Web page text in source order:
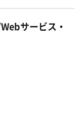
サービス・